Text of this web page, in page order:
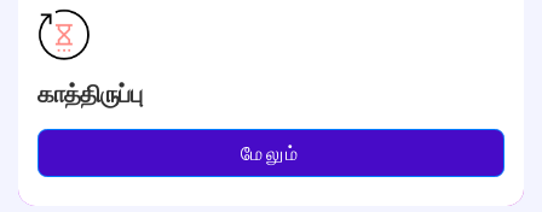
காத்திருப்பு
மேலும்